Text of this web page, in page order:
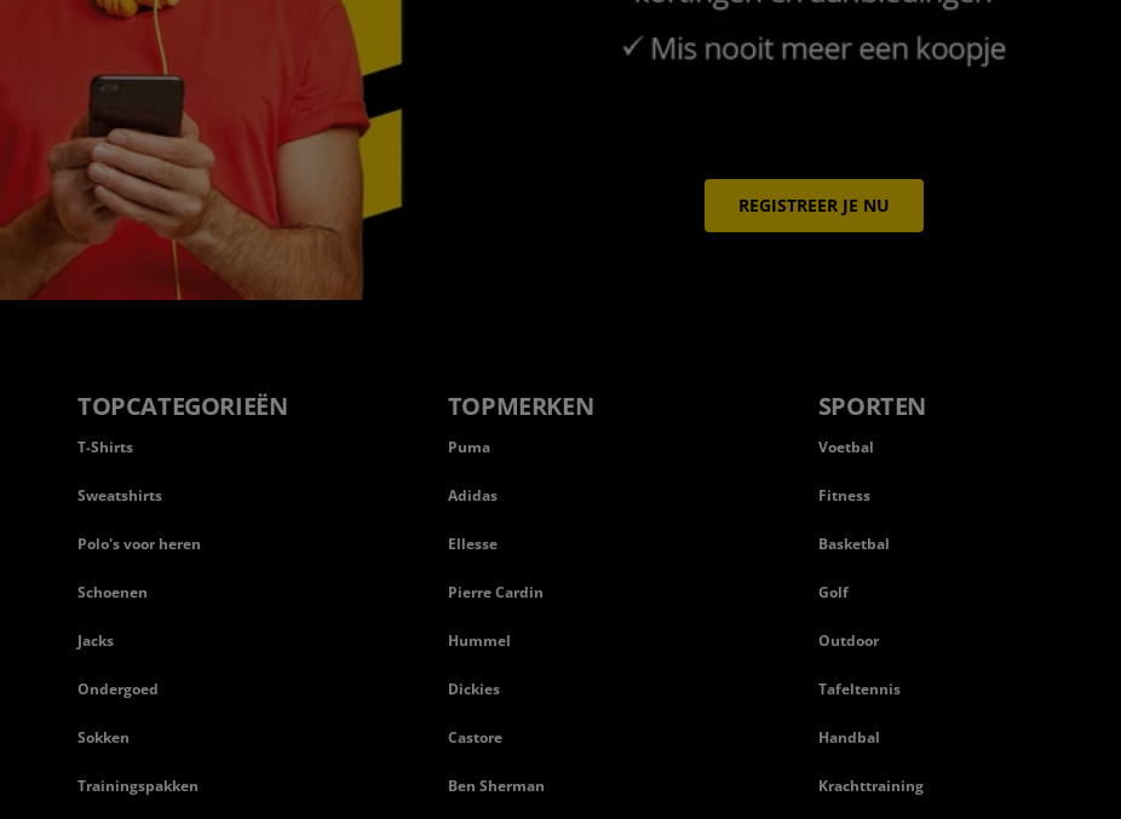
REGISTREER JE NU
TOPCATEGORIEËN
T-Shirts
Sweatshirts
Polo's voor heren
Schoenen
Jacks
Ondergoed
Sokken
Trainingspakken
TOPMERKEN
Puma
Adidas
Ellesse
Pierre Cardin
Hummel
Dickies
Castore
Ben Sherman
SPORTEN
Voetbal
Fitness
Basketbal
Golf
Outdoor
Tafeltennis
Handbal
Krachttraining